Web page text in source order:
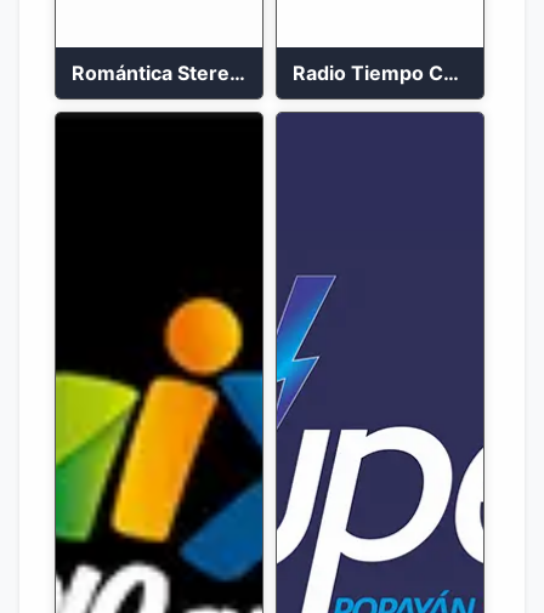
Romántica Stereo 88.1 FM Radio Tiempo Cali En Vivo 2023